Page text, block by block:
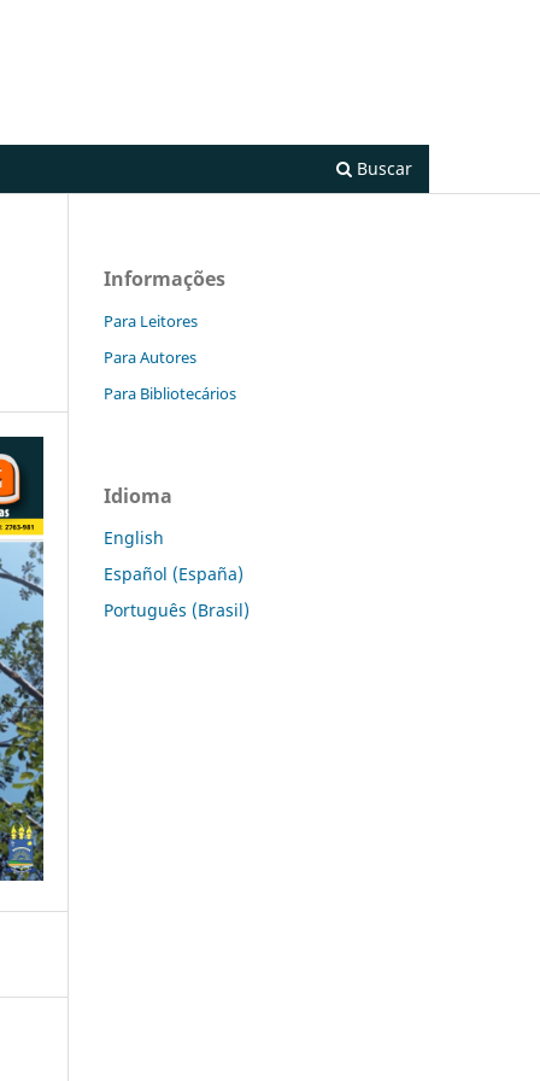
Buscar
Informações
Para Leitores
Para Autores
Para Bibliotecários
Idioma
English
Español (España)
Português (Brasil)